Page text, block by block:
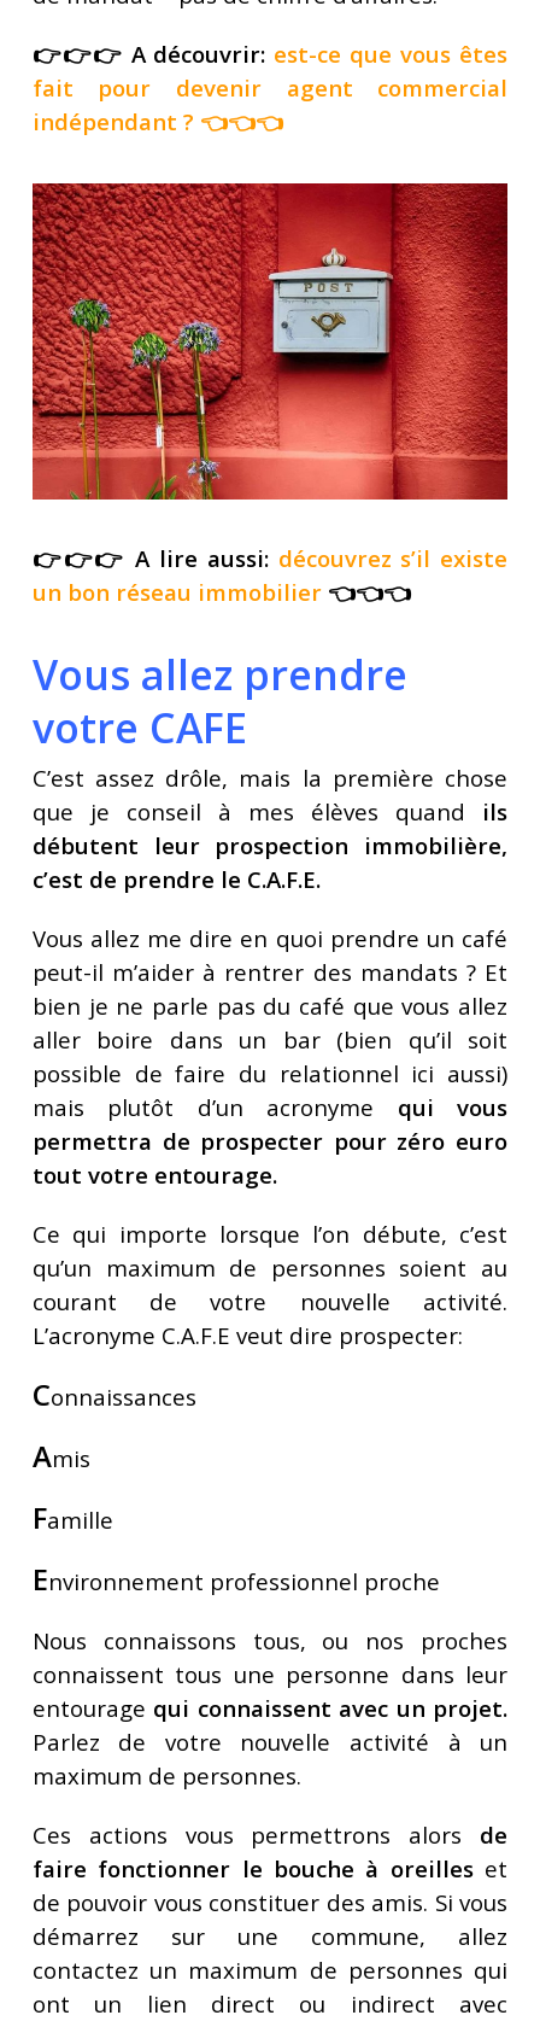
👉👉👉 A découvrir: est-ce que vous êtes
fait pour devenir agent commercial
indépendant ? 👈👈👈
👉👉👉 A lire aussi: découvrez s’il existe
un bon réseau immobilier 👈👈👈
Vous allez prendre
votre CAFE
C’est assez drôle, mais la première chose
que je conseil à mes élèves quand ils
débutent leur prospection immobilière,
c’est de prendre le C.A.F.E.
Vous allez me dire en quoi prendre un café
peut-il m’aider à rentrer des mandats ? Et
bien je ne parle pas du café que vous allez
aller boire dans un bar (bien qu’il soit
possible de faire du relationnel ici aussi)
mais plutôt d’un acronyme qui vous
permettra de prospecter pour zéro euro
tout votre entourage.
Ce qui importe lorsque l’on débute, c’est
qu’un maximum de personnes soient au
courant de votre nouvelle activité.
L’acronyme C.A.F.E veut dire prospecter:
Connaissances
Amis
Famille
Environnement professionnel proche
Nous connaissons tous, ou nos proches
connaissent tous une personne dans leur
entourage qui connaissent avec un projet.
Parlez de votre nouvelle activité à un
maximum de personnes.
Ces actions vous permettrons alors de
faire fonctionner le bouche à oreilleset
de pouvoir vous constituer des amis. Si vous
démarrez sur une commune, allez
contactez un maximum de personnes qui
ont un lien direct ou indirect avec